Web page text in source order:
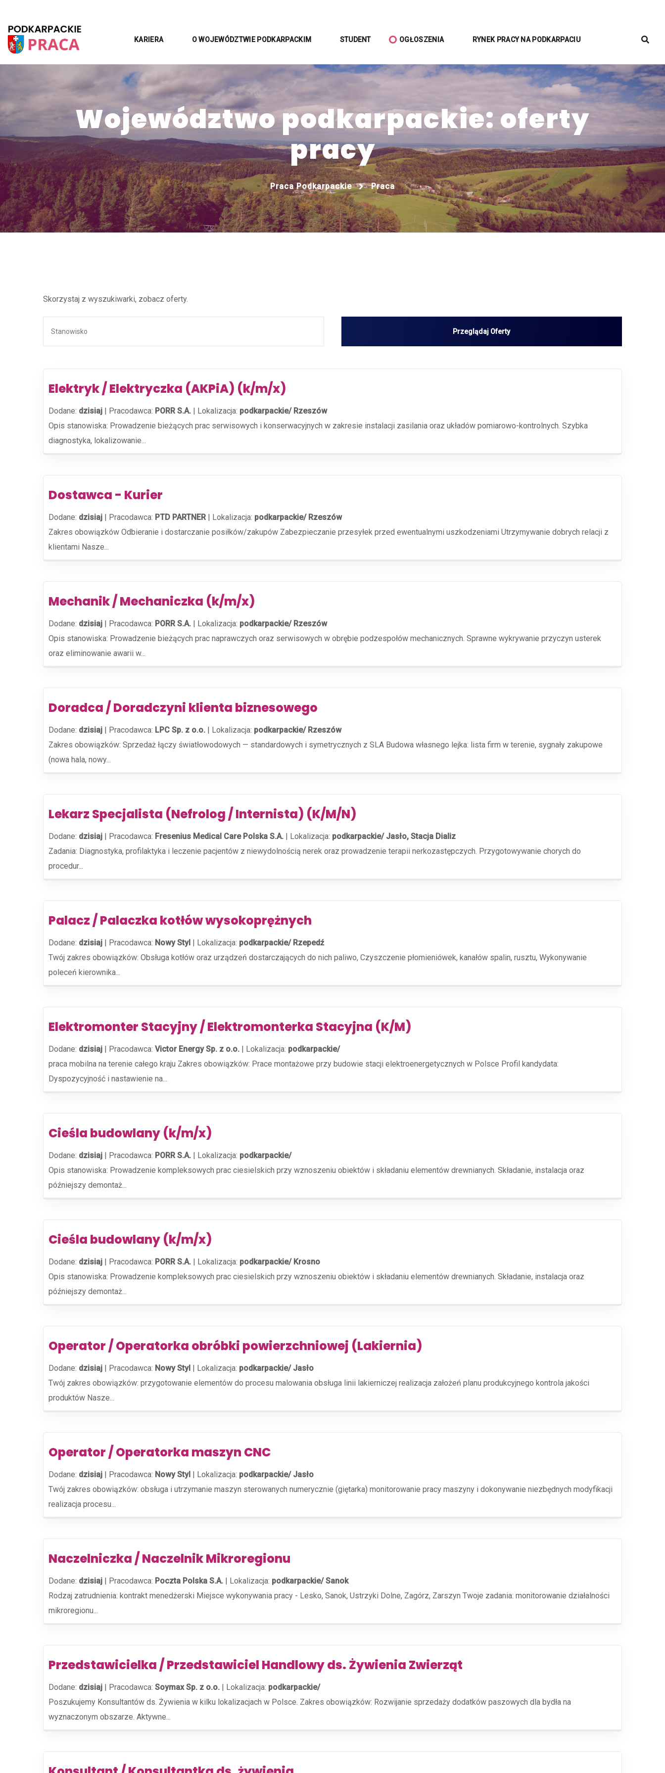
KARIERA O WOJEWÓDZTWIE PODKARPACKIM STUDENT OGŁOSZENIA RYNEK PRACY NA PODKARPACIU
Województwo podkarpackie: oferty
pracy
Praca Podkarpackie Praca
Skorzystaj z wyszukiwarki, zobacz oferty.
Elektryk / Elektryczka (AKPiA) (k/m/x)
Dodane: dzisiaj | Pracodawca: PORR S.A. | Lokalizacja: podkarpackie/ Rzeszów
Opis stanowiska: Prowadzenie bieżących prac serwisowych i konserwacyjnych w zakresie instalacji zasilania oraz układów pomiarowo-kontrolnych. Szybka
diagnostyka, lokalizowanie...
Dostawca - Kurier
Dodane: dzisiaj | Pracodawca: PTD PARTNER | Lokalizacja: podkarpackie/ Rzeszów
Zakres obowiązków Odbieranie i dostarczanie posiłków/zakupów Zabezpieczanie przesyłek przed ewentualnymi uszkodzeniami Utrzymywanie dobrych relacji z
klientami Nasze...
Mechanik / Mechaniczka (k/m/x)
Dodane: dzisiaj | Pracodawca: PORR S.A. | Lokalizacja: podkarpackie/ Rzeszów
Opis stanowiska: Prowadzenie bieżących prac naprawczych oraz serwisowych w obrębie podzespołów mechanicznych. Sprawne wykrywanie przyczyn usterek
oraz eliminowanie awarii w...
Doradca / Doradczyni klienta biznesowego
Dodane: dzisiaj | Pracodawca: LPC Sp. z o.o. | Lokalizacja: podkarpackie/ Rzeszów
Zakres obowiązków: Sprzedaż łączy światłowodowych — standardowych i symetrycznych z SLA Budowa własnego lejka: lista firm w terenie, sygnały zakupowe
(nowa hala, nowy...
Lekarz Specjalista (Nefrolog / Internista) (K/M/N)
Dodane: dzisiaj | Pracodawca: Fresenius Medical Care Polska S.A. | Lokalizacja: podkarpackie/ Jasło, Stacja Dializ
Zadania: Diagnostyka, profilaktyka i leczenie pacjentów z niewydolnością nerek oraz prowadzenie terapii nerkozastępczych. Przygotowywanie chorych do
procedur...
Palacz / Palaczka kotłów wysokoprężnych
Dodane: dzisiaj | Pracodawca: Nowy Styl | Lokalizacja: podkarpackie/ Rzepedź
Twój zakres obowiązków: Obsługa kotłów oraz urządzeń dostarczających do nich paliwo, Czyszczenie płomieniówek, kanałów spalin, rusztu, Wykonywanie
poleceń kierownika...
Elektromonter Stacyjny / Elektromonterka Stacyjna (K/M)
Dodane: dzisiaj | Pracodawca: Victor Energy Sp. z o.o. | Lokalizacja: podkarpackie/
praca mobilna na terenie całego kraju Zakres obowiązków: Prace montażowe przy budowie stacji elektroenergetycznych w Polsce Profil kandydata:
Dyspozycyjność i nastawienie na...
Cieśla budowlany (k/m/x)
Dodane: dzisiaj | Pracodawca: PORR S.A. | Lokalizacja: podkarpackie/
Opis stanowiska: Prowadzenie kompleksowych prac ciesielskich przy wznoszeniu obiektów i składaniu elementów drewnianych. Składanie, instalacja oraz
późniejszy demontaż...
Cieśla budowlany (k/m/x)
Dodane: dzisiaj | Pracodawca: PORR S.A. | Lokalizacja: podkarpackie/ Krosno
Opis stanowiska: Prowadzenie kompleksowych prac ciesielskich przy wznoszeniu obiektów i składaniu elementów drewnianych. Składanie, instalacja oraz
późniejszy demontaż...
Operator / Operatorka obróbki powierzchniowej (Lakiernia)
Dodane: dzisiaj | Pracodawca: Nowy Styl | Lokalizacja: podkarpackie/ Jasło
Twój zakres obowiązków: przygotowanie elementów do procesu malowania obsługa linii lakierniczej realizacja założeń planu produkcyjnego kontrola jakości
produktów Nasze...
Operator / Operatorka maszyn CNC
Dodane: dzisiaj | Pracodawca: Nowy Styl | Lokalizacja: podkarpackie/ Jasło
Twój zakres obowiązków: obsługa i utrzymanie maszyn sterowanych numerycznie (giętarka) monitorowanie pracy maszyny i dokonywanie niezbędnych modyfikacji
realizacja procesu...
Naczelniczka / Naczelnik Mikroregionu
Dodane: dzisiaj | Pracodawca: Poczta Polska S.A. | Lokalizacja: podkarpackie/ Sanok
Rodzaj zatrudnienia: kontrakt menedżerski Miejsce wykonywania pracy - Lesko, Sanok, Ustrzyki Dolne, Zagórz, Zarszyn​ Twoje zadania: monitorowanie działalności
mikroregionu...
Przedstawicielka / Przedstawiciel Handlowy ds. Żywienia Zwierząt
Dodane: dzisiaj | Pracodawca: Soymax Sp. z o.o. | Lokalizacja: podkarpackie/
Poszukujemy Konsultantów ds. Żywienia w kilku lokalizacjach w Polsce. Zakres obowiązków: Rozwijanie sprzedaży dodatków paszowych dla bydła na
wyznaczonym obszarze. Aktywne...